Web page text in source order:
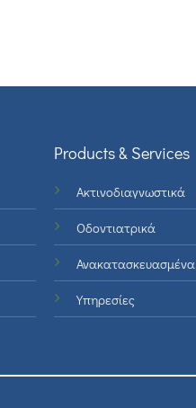
Products & Services
Ακτινοδιαγνωστικά
Οδοντιατρικά
Ανακατασκευασμένα
Υπηρεσίες